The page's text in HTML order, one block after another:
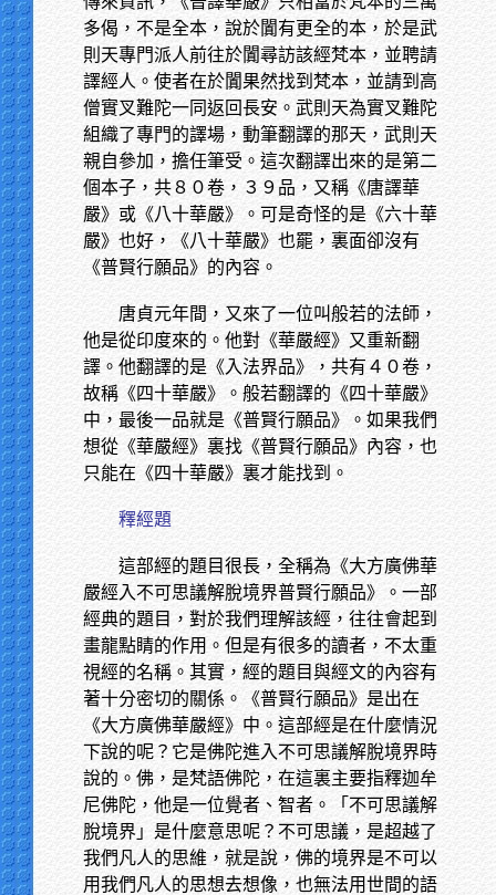
多偈，不是全本，說於闐有更全的本，於是武
則天專門派人前往於闐尋訪該經梵本，並聘請
譯經人。使者在於闐果然找到梵本，並請到高
僧實叉難陀一同返回長安。武則天為實叉難陀
組織了專門的譯場，動筆翻譯的那天，武則天
親自參加，擔任筆受。這次翻譯出來的是第二
個本子，共８０卷，３９品，又稱《唐譯華
嚴》或《八十華嚴》。可是奇怪的是《六十華
嚴》也好，《八十華嚴》也罷，裏面卻沒有
《普賢行願品》的內容。
唐貞元年間，又來了一位叫般若的法師，
他是從印度來的。他對《華嚴經》又重新翻
譯。他翻譯的是《入法界品》，共有４０卷，
故稱《四十華嚴》。般若翻譯的《四十華嚴》
中，最後一品就是《普賢行願品》。如果我們
想從《華嚴經》裏找《普賢行願品》內容，也
只能在《四十華嚴》裏才能找到。
釋經題
這部經的題目很長，全稱為《大方廣佛華
嚴經入不可思議解脫境界普賢行願品》。一部
經典的題目，對於我們理解該經，往往會起到
畫龍點睛的作用。但是有很多的讀者，不太重
視經的名稱。其實，經的題目與經文的內容有
著十分密切的關係。《普賢行願品》是出在
《大方廣佛華嚴經》中。這部經是在什麼情況
下說的呢？它是佛陀進入不可思議解脫境界時
說的。佛，是梵語佛陀，在這裏主要指釋迦牟
尼佛陀，他是一位覺者、智者。「不可思議解
脫境界」是什麼意思呢？不可思議，是超越了
我們凡人的思維，就是說，佛的境界是不可以
用我們凡人的思想去想像，也無法用世間的語